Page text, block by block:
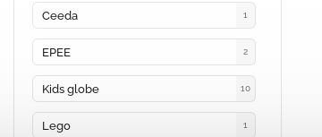
Ceeda 1
EPEE 2
Kids globe 10
Lego 1